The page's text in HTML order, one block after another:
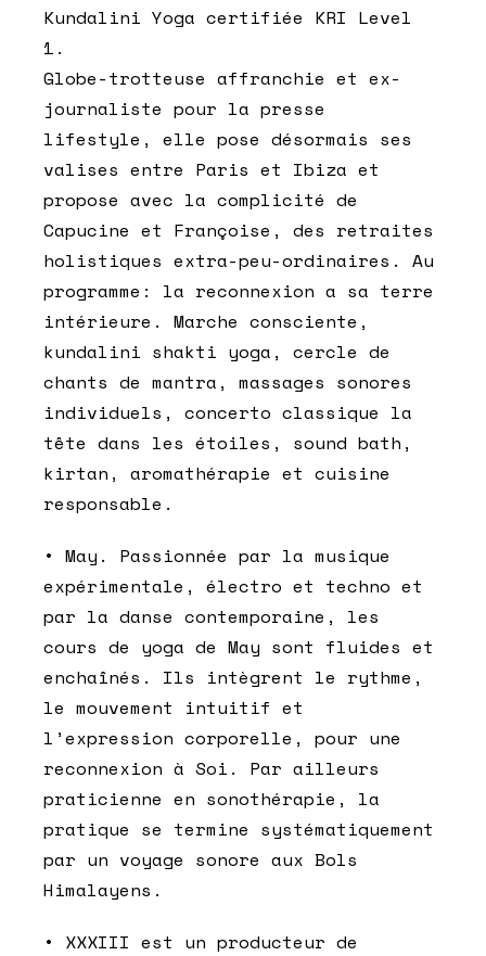
Kundalini Yoga certifiée KRI Level
1.
Globe-trotteuse affranchie et ex-
journaliste pour la presse
lifestyle, elle pose désormais ses
valises entre Paris et Ibiza et
propose avec la complicité de
Capucine et Françoise, des retraites
holistiques extra-peu-ordinaires. Au
programme: la reconnexion a sa terre
intérieure. Marche consciente,
kundalini shakti yoga, cercle de
chants de mantra, massages sonores
individuels, concerto classique la
tête dans les étoiles, sound bath,
kirtan, aromathérapie et cuisine
responsable.
• May. Passionnée par la musique
expérimentale, électro et techno et
par la danse contemporaine, les
cours de yoga de May sont fluides et
enchaînés. Ils intègrent le rythme,
le mouvement intuitif et
l’expression corporelle, pour une
reconnexion à Soi. Par ailleurs
praticienne en sonothérapie, la
pratique se termine systématiquement
par un voyage sonore aux Bols
Himalayens.
• XXXIII est un producteur de